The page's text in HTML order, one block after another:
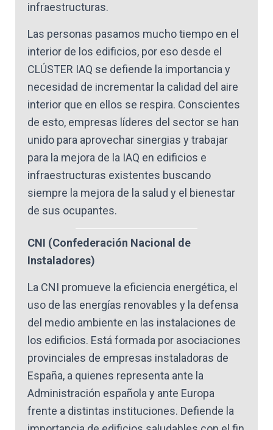
infraestructuras.
Las personas pasamos mucho tiempo en el
interior de los edificios, por eso desde el
CLÚSTER IAQ se defiende la importancia y
necesidad de incrementar la calidad del aire
interior que en ellos se respira. Conscientes
de esto, empresas líderes del sector se han
unido para aprovechar sinergias y trabajar
para la mejora de la IAQ en edificios e
infraestructuras existentes buscando
siempre la mejora de la salud y el bienestar
de sus ocupantes.
CNI (Confederación Nacional de
Instaladores)
La CNI promueve la eficiencia energética, el
uso de las energías renovables y la defensa
del medio ambiente en las instalaciones de
los edificios. Está formada por asociaciones
provinciales de empresas instaladoras de
España, a quienes representa ante la
Administración española y ante Europa
frente a distintas instituciones. Defiende la